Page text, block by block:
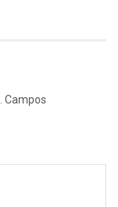
Campos